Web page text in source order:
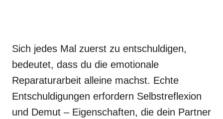
Sich jedes Mal zuerst zu entschuldigen,
bedeutet, dass du die emotionale
Reparaturarbeit alleine machst. Echte
Entschuldigungen erfordern Selbstreflexion
und Demut – Eigenschaften, die dein Partner